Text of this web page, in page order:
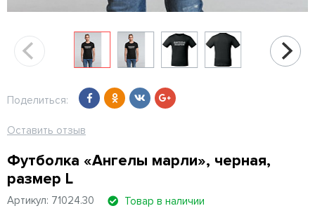
Поделиться:
Оставить отзыв
Футболка «Ангелы марли», черная,
размер L
Артикул: 71024.30 Товар в наличии